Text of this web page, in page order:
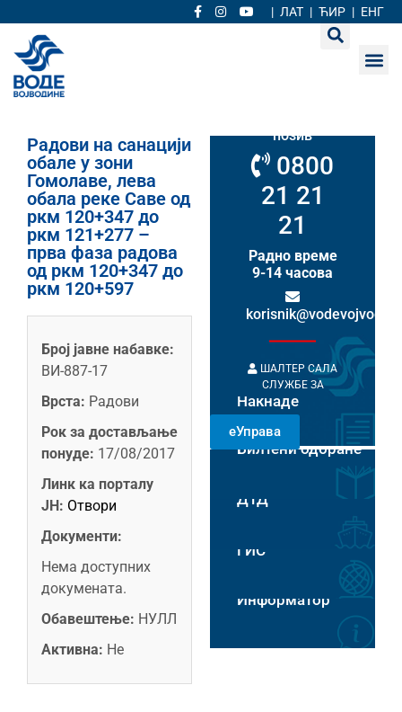
| ЛАТ | ЋИР | ЕНГ
Радови на санацији
обале у зони
Гомолаве, лева
обала реке Саве од
ркм 120+347 до
ркм 121+277 –
прва фаза радова
од ркм 120+347 до
ркм 120+597
Број јавне набавке:
ВИ-887-17
Врста: Радови
Рок за достављање
понуде: 17/08/2017
Линк ка порталу
ЈН: Отвори
Документи:
Нема доступних
докумената.
Обавештење: НУЛЛ
Активна: Не
позив
0800
21 21
21
Радно време
9-14 часова
ШАЛТЕР САЛА
СЛУЖБЕ ЗА
НАКНАДЕ
РАДНИМ
ДАНИМА 8-14
ЧАСОВА
Накнаде
еУправа
Билтени одбране
Пловидба на Хс
ДТД
ГИС
Информатор